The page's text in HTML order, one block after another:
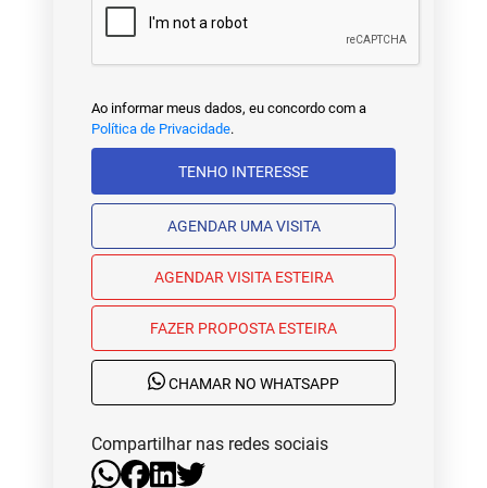
Ao informar meus dados, eu concordo com a
Política de Privacidade.
TENHO INTERESSE
AGENDAR UMA VISITA
AGENDAR VISITA ESTEIRA
FAZER PROPOSTA ESTEIRA
CHAMAR NO WHATSAPP
Compartilhar nas redes sociais